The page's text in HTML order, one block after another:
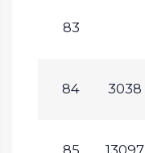
83
84 3038
85 13097